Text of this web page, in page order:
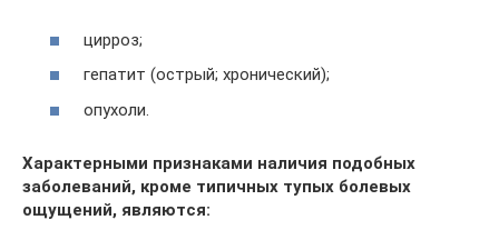
цирроз;
гепатит (острый; хронический);
опухоли.
Характерными признаками наличия подобных
заболеваний, кроме типичных тупых болевых
ощущений, являются: